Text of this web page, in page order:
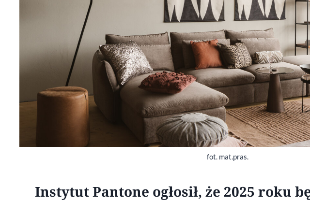
fot. mat.pras.
Instytut Pantone ogłosił, że 2025 roku